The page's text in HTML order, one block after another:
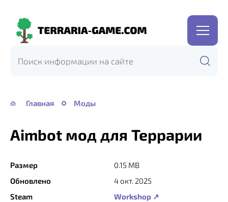
Terraria-
Главная Моды
Aimbot мод для Террарии
Размер
0.15 MB
Обновлено
4 окт. 2025
Steam
Workshop ↗